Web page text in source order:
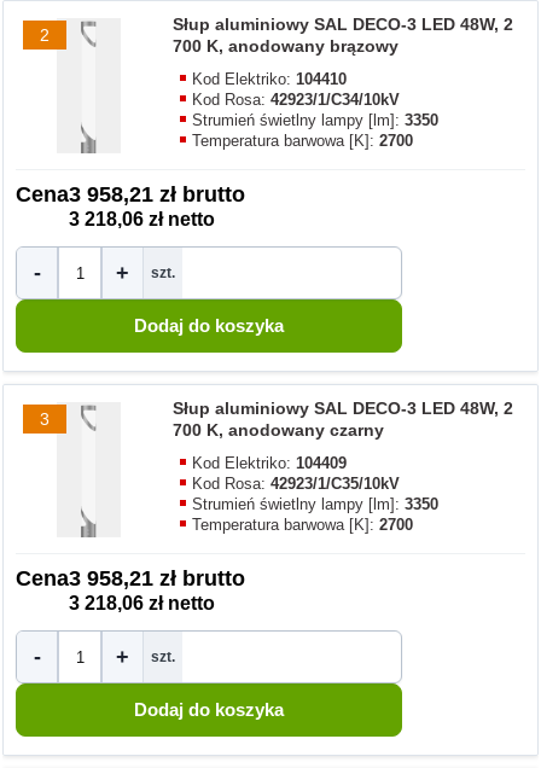
2
Słup aluminiowy SAL DECO-3 LED 48W, 2
700 K, anodowany brązowy
Kod Elektriko:104410
Kod Rosa:42923/1/C34/10kV
Strumień świetlny lampy [lm]:3350
Temperatura barwowa [K]:2700
Cena3 958,21 zł brutto
3 218,06 zł netto
- + szt.
3
Słup aluminiowy SAL DECO-3 LED 48W, 2
700 K, anodowany czarny
Kod Elektriko:104409
Kod Rosa:42923/1/C35/10kV
Strumień świetlny lampy [lm]:3350
Temperatura barwowa [K]:2700
Cena3 958,21 zł brutto
3 218,06 zł netto
- + szt.